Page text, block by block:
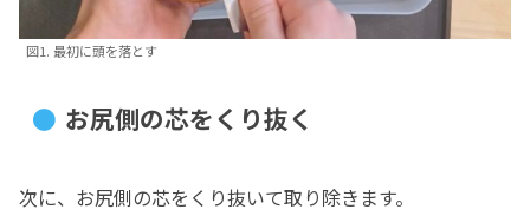
図1. 最初に頭を落とす
お尻側の芯をくり抜く
次に、お尻側の芯をくり抜いて取り除きます。